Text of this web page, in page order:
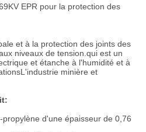
EPR pour la protection des
et à la protection des joints des
niveaux de tension.qui est un
et étanche à l'humidité et à
minière et
d'une épaisseur de 0,76